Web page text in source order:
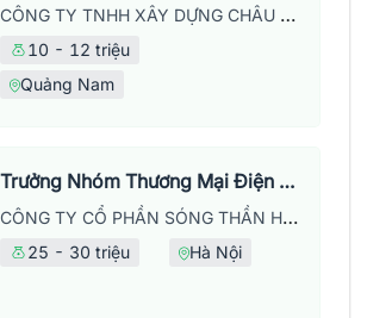
CÔNG TY TNHH XÂY DỰNG CHÂU HUY THỊNH
10 - 12 triệu
Quảng Nam
Trưởng Nhóm Thương Mại Điện Tử
CÔNG TY CỔ PHẦN SÓNG THẦN HÀ NỘI
25 - 30 triệu Hà Nội